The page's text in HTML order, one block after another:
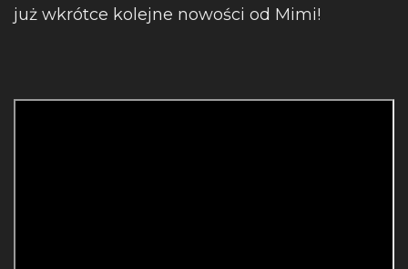
już wkrótce kolejne nowości od Mimi!